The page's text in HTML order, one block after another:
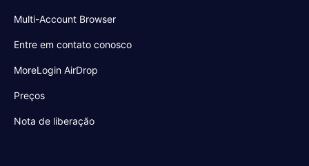
Multi-Account Browser
Entre em contato conosco
MoreLogin AirDrop
Preços
Nota de liberação